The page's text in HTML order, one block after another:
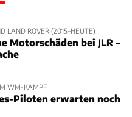
LAND ROVER (2015–HEUTE)
Motorschäden bei JLR –
WM-KAMPF
Piloten erwarten noch